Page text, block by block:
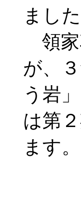
ました
領家
が、
う岩
は第
ます。